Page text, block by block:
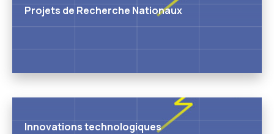
Projets de Recherche Nationaux
Innovations technologiques